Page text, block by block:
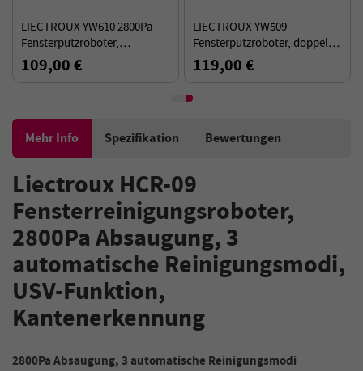
LIECTROUX YW610 2800Pa
Fensterputzroboter,
Einzelwasserspray, 30 ml
Wassertank, Grenzerkennung
109,00 €
LIECTROUX YW509
Fensterputzroboter, doppelter
Wassertank, 3000Pa
Saugleistung, Intelligente
119,00 €
Mehr Info Spezifikation Bewertungen
Liectroux HCR-09
Fensterreinigungsroboter,
2800Pa Absaugung, 3
automatische Reinigungsmodi,
USV-Funktion,
Kantenerkennung
2800Pa Absaugung, 3 automatische Reinigungsmodi